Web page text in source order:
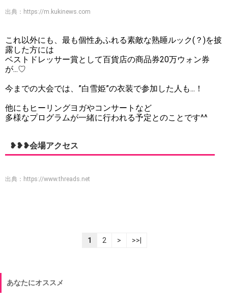
出典： https://m.kukinews.com
これ以外にも、最も個性あふれる素敵な熟睡ルック(？)を披
露した方には
ベストドレッサー賞として百貨店の商品券20万ウォン券
が...♡
今までの大会では、”白雪姫”の衣装で参加した人も...！
他にもヒーリングヨガやコンサートなど
多様なプログラムが一緒に行われる予定とのことです^^
❥❥❥会場アクセス
出典： https://www.threads.net
1 2 > >>|
あなたにオススメ